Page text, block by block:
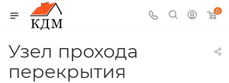
0
Узел прохода
перекрытия